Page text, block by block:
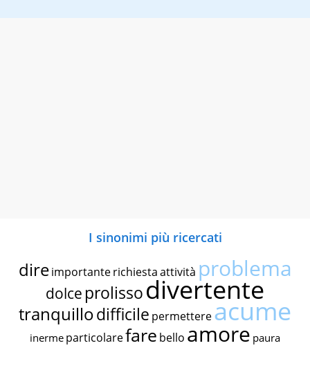
I sinonimi più ricercati
dire importante richiestaattività problema
dolce prolissodivertente
tranquillodifficile permettereacume
inerme particolarefare bello amore paura